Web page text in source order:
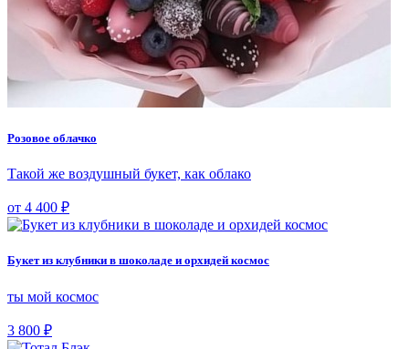
Розовое облачко
Такой же воздушный букет, как облако
от 4 400 ₽
Букет из клубники в шоколаде и орхидей космос
ты мой космос
3 800 ₽